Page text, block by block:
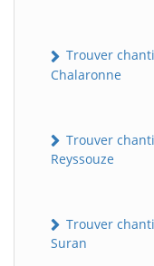
Trouver
Chalaronne
Trouver
Reyssouze
Trouver
Suran